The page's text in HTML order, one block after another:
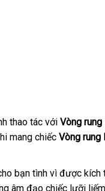
thao tác giao
hàng
với Vòng
mang chiếc Vòng rung
bạn tình vì link
web
được kích
âm đạo chiếc lưỡi